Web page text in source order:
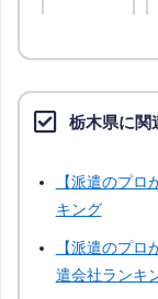
秋田
神奈川
群馬
栃木県に関
【派遣のプ
キング
【派遣のプ
遣会社ランキ